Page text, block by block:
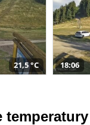
21,5 °C 18:06
temperatury